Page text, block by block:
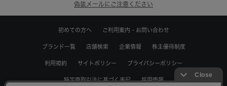
偽装メールにご注意ください
初めての方へ ご利用案内・お問い合わせ
ブランド一覧 店舗検索 企業情報 株主優待制度
利用規約 サイトポリシー プライバシーポリシー
特定商取引法に基づく表記 採用情報